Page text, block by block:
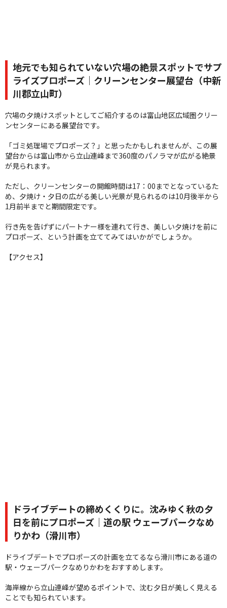
地元でも知られていない穴場の絶景スポットでサプ
ライズプロポーズ｜クリーンセンター展望台（中新
川郡立山町）
穴場の夕焼けスポットとしてご紹介するのは富山地区広域圏クリー
ンセンターにある展望台です。
「ゴミ処理場でプロポーズ？」と思ったかもしれませんが、この展
望台からは富山市から立山連峰まで360度のパノラマが広がる絶景
が見られます。
ただし、クリーンセンターの開館時間は17：00までとなっているた
め、夕焼け・夕日の広がる美しい光景が見られるのは10月後半から
1月前半までと期間限定です。
行き先を告げずにパートナー様を連れて行き、美しい夕焼けを前に
プロポーズ、という計画を立ててみてはいかがでしょうか。
【アクセス】
ドライブデートの締めくくりに。沈みゆく秋の夕
日を前にプロポーズ｜道の駅 ウェーブパークなめ
りかわ（滑川市）
ドライブデートでプロポーズの計画を立てるなら滑川市にある道の
駅・ウェーブパークなめりかわをおすすめします。
海岸線から立山連峰が望めるポイントで、沈む夕日が美しく見える
ことでも知られています。